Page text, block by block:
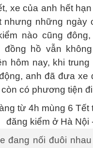
xe của anh hết
nhưng những ngày
nào cũng
đồng hồ vẫn
hôm nay, khi trung
anh đã đưa xe
có phương tiện
đang nối đuôi